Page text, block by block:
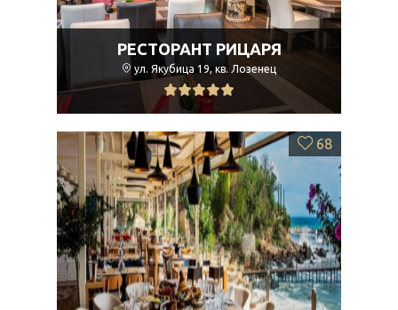
РЕСТОРАНТ РИЦАРЯ
ул. Якубица 19, кв. Лозенец
68